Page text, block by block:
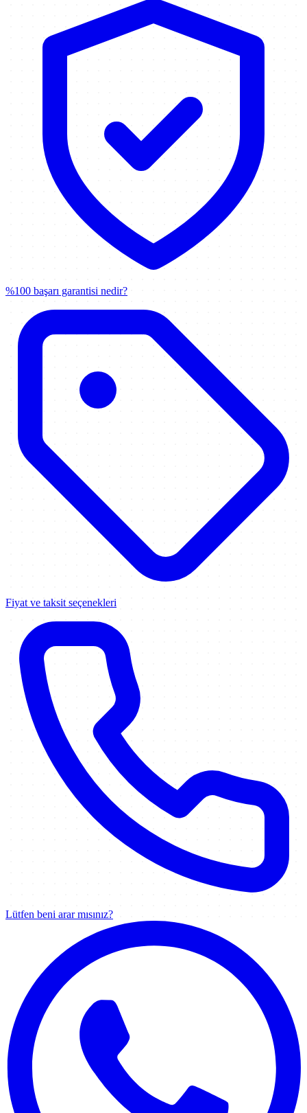
%100 başarı garantisi nedir?
Fiyat ve taksit seçenekleri
Lütfen beni arar mısınız?